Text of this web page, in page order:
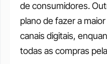
de consumidores.
plano de fazer a
canais digitais,
todas as compras